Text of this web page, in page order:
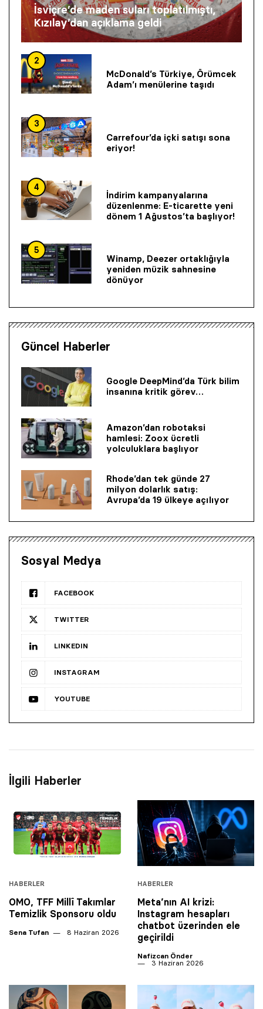
İsviçre’de maden suları toplatılmıştı,
Kızılay’dan açıklama geldi
2
McDonald’s Türkiye, Örümcek
Adam’ı menülerine taşıdı
3
Carrefour’da içki satışı sona
eriyor!
4
İndirim kampanyalarına
düzenlenme: E-ticarette yeni
dönem 1 Ağustos’ta başlıyor!
5
Winamp, Deezer ortaklığıyla
yeniden müzik sahnesine
dönüyor
Güncel Haberler
Google DeepMind’da Türk bilim
insanına kritik görev…
Amazon’dan robotaksi
hamlesi: Zoox ücretli
yolculuklara başlıyor
Rhode’dan tek günde 27
milyon dolarlık satış:
Avrupa’da 19 ülkeye açılıyor
Sosyal Medya
FACEBOOK
TWITTER
LINKEDIN
INSTAGRAM
YOUTUBE
İlgili Haberler
HABERLER
OMO, TFF Millî Takımlar
Temizlik Sponsoru oldu
Sena Tufan 8 Haziran 2026
HABERLER
Meta’nın AI krizi:
Instagram hesapları
chatbot üzerinden ele
geçirildi
Nafizcan Önder
3 Haziran 2026